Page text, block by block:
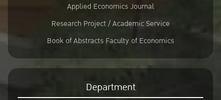
Applied Economics Journal
Research Project / Academic Service
Book of Abstracts Faculty of Economics
Department